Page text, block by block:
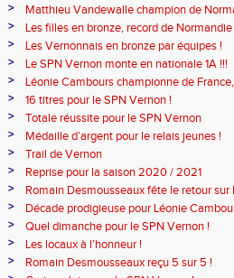
>
Matthieu Vandewalle champion de
>
Les filles en bronze, record de
>
Les Vernonnais en bronze par équipes !
>
Le SPN Vernon monte en nationale 1A !!!
>
Léonie Cambours championne de
!
>
16 titres pour le SPN Vernon !
>
Totale réussite pour le SPN Vernon
>
Médaille d’argent pour le relais jeunes !
>
Trail de Vernon
>
Reprise pour la saison 2020 / 2021
>
Romain Desmousseaux fête le retour sur
>
Décade prodigieuse pour Léonie
>
Quel dimanche pour le SPN Vernon !
>
Les locaux à l’honneur !
>
Romain Desmousseaux reçu 5 sur 5 !